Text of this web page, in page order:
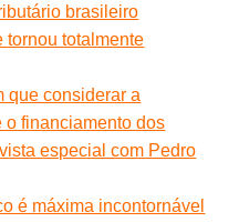
brasileiro
tornou totalmente
que considerar a
o financiamento dos
especial com Pedro
é máxima incontornável